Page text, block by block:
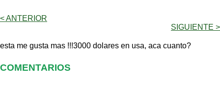
< ANTERIOR
SIGUIENTE >
esta me gusta mas !!!3000 dolares en usa, aca cuanto?
COMENTARIOS